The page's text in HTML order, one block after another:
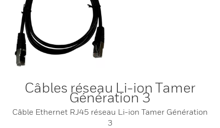
Câbles réseau Li-ion Tamer
Génération 3
Câble Ethernet RJ45 réseau Li-ion Tamer Génération
3